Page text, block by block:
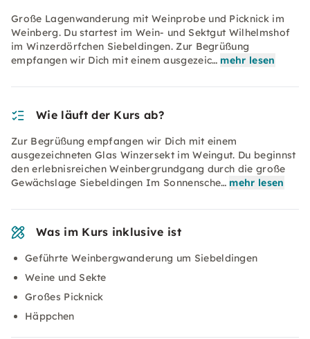
Große Lagenwanderung mit Weinprobe und Picknick im
Weinberg. Du startest im Wein- und Sektgut Wilhelmshof
im Winzerdörfchen Siebeldingen. Zur Begrüßung
empfangen wir Dich mit einem ausgezeic… mehr lesen
Wie läuft der Kurs ab?
Zur Begrüßung empfangen wir Dich mit einem
ausgezeichneten Glas Winzersekt im Weingut. Du beginnst
den erlebnisreichen Weinbergrundgang durch die große
Gewächslage Siebeldingen Im Sonnensche… mehr lesen
Was im Kurs inklusive ist
Geführte Weinbergwanderung um Siebeldingen
Weine und Sekte
Großes Picknick
Häppchen